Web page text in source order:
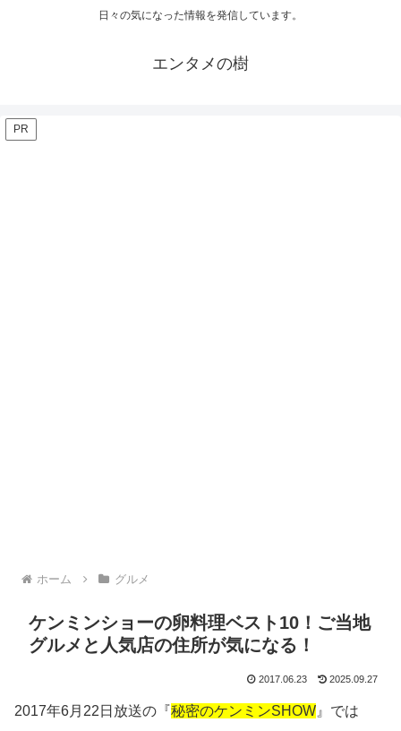
日々の気になった情報を発信しています。
エンタメの樹
PR
ホーム グルメ
ケンミンショーの卵料理ベスト10！ご当地
グルメと人気店の住所が気になる！
2017.06.23 2025.09.27
2017年6月22日放送の『秘密のケンミンSHOW 』では